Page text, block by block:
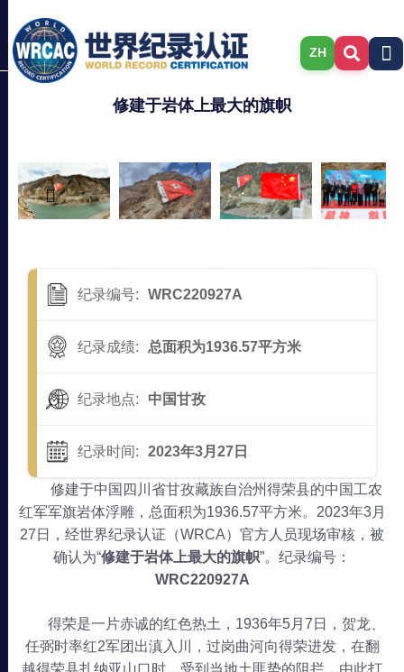
ZH
修建于岩体上最大的旗帜
纪录编号: WRC220927A
纪录成绩: 总面积为1936.57平方米
纪录地点: 中国甘孜
纪录时间: 2023年3月27日
修建于中国四川省甘孜藏族自治州得荣县的中国工农
红军军旗岩体浮雕，总面积为1936.57平方米。2023年3月
27日，经世界纪录认证（WRCA）官方人员现场审核，被
确认为“修建于岩体上最大的旗帜”。纪录编号：
WRC220927A
得荣是一片赤诚的红色热土，1936年5月7日，贺龙、
任弼时率红2军团出滇入川，过岗曲河向得荣进发，在翻
越得荣县扎纳亚山口时，受到当地土匪势的阻拦，由此打